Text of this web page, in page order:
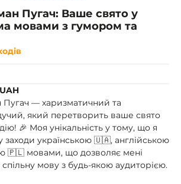
Пугач: Ваше свято у
мовами з гумором та
Пугач — харизматичний та
який перетворить ваше свято
🎉 Моя унікальність у тому, що я
заходи українською 🇺🇦, англійською
🇵🇱 мовами, що дозволяє мені
мову з будь-якою аудиторією.